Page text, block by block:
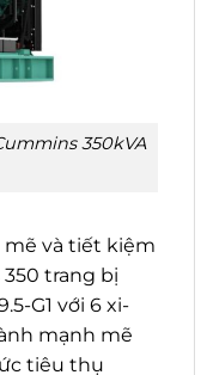
350kVA
và tiết kiệm
trang bị
G1 với 6 xi-
mạnh mẽ
tiêu thụ